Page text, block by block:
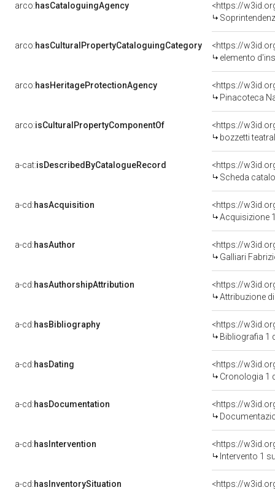
arco:hasCataloguingAgency
<https://
Soprintendenza
arco:hasCulturalPropertyCataloguingCategory
<https://
elemento
arco:hasHeritageProtectionAgency
<https://
Pinacoteca
arco:isCulturalPropertyComponentOf
<https://
bozzetti
a-cat:isDescribedByCatalogueRecord
<https://
Scheda
a-cd:hasAcquisition
<https://
Acquisizione
a-cd:hasAuthor
<https://
Galliari
a-cd:hasAuthorshipAttribution
<https://
Attribuzione di
a-cd:hasBibliography
<https://
Bibliografia 1
a-cd:hasDating
<https://
Cronologia 1
a-cd:hasDocumentation
a-cd:hasIntervention
<https://
Intervento 1
a-cd:hasInventorySituation <https://